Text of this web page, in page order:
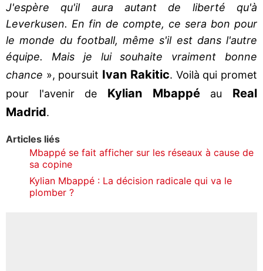
J'espère qu'il aura autant de liberté qu'à
Leverkusen. En fin de compte, ce sera bon pour
le monde du football, même s'il est dans l'autre
équipe. Mais je lui souhaite vraiment bonne
chance », poursuit Ivan Rakitic. Voilà qui promet
pour l'avenir de Kylian Mbappéau Real
Madrid.
Articles liés
Mbappé se fait afficher sur les réseaux à cause de
sa copine
Kylian Mbappé : La décision radicale qui va le
plomber ?